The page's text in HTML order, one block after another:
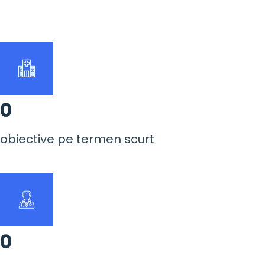
0
obiective pe termen scurt
0